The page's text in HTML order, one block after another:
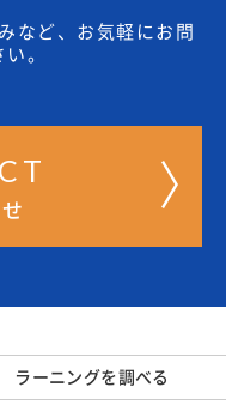
など、お気軽にお問
。
ラーニングを調べる